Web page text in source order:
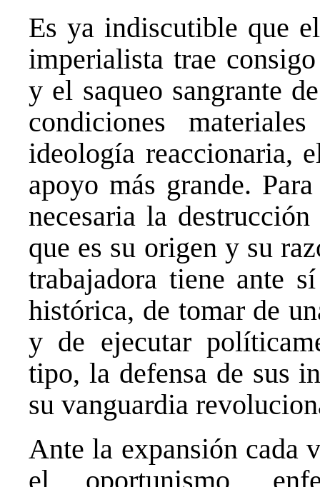
Es ya indiscutible que
imperialista trae
y el saqueo sangrante
condiciones
ideología reaccionaria,
apoyo más grande.
necesaria la
que es su origen y su
trabajadora tiene ante
histórica, de tomar de
y de ejecutar
tipo, la defensa de sus
su vanguardia
Ante la expansión cada
el oportunismo,